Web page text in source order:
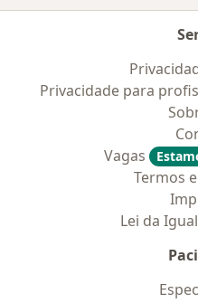
Privacidade para
Vagas
Termos
Lei da